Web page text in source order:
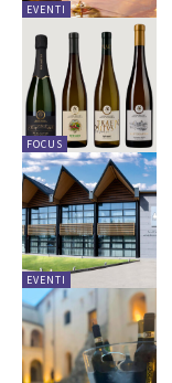
EVENTI
FOCUS
EVENTI